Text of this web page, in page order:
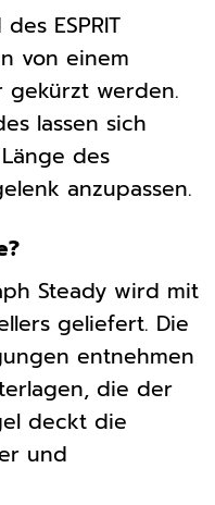
ESPRIT
von einem
gekürzt werden.
lassen sich
des
anzupassen.
Steady wird mit
geliefert. Die
entnehmen
die der
deckt die
und